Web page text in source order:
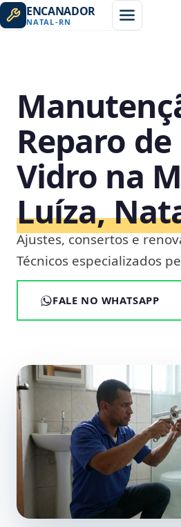
ENCANADOR
NATAL-RN
Reparo
Vidro na
Luíza,
Ajustes, consertos e
Técnicos especializados
FALE NO WHATSAPP